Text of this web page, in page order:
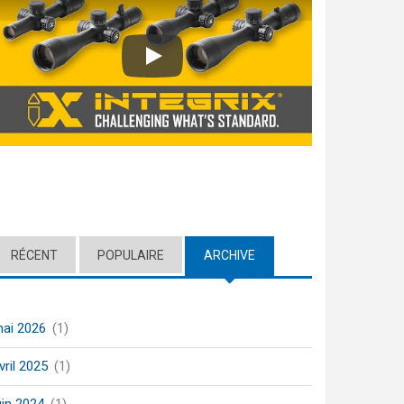
Play
RÉCENT POPULAIRE ARCHIVE
2026 (1)
2025 (1)